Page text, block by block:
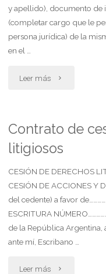
y apellido), documento de
(completar cargo que le
persona jurídica) de la
en el …
Leer más "Contrato
agencia"
Contrato de
litigiosos
CESIÓN DE DERECHOS
CESIÓN DE ACCIONES Y
del cedente) a favor
ESCRITURA
de la República Argentina,
ante mí, Escribano …
Leer más "Contrato